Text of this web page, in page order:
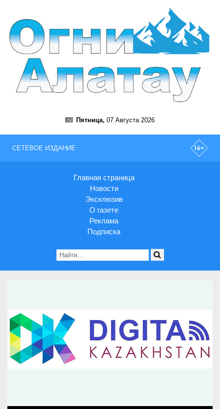
Пятница, 07 Августа 2026
СЕТЕВОЕ ИЗДАНИЕ
Главная страница
Новости
Эксклюзив
О газете
Реклама
Подписка